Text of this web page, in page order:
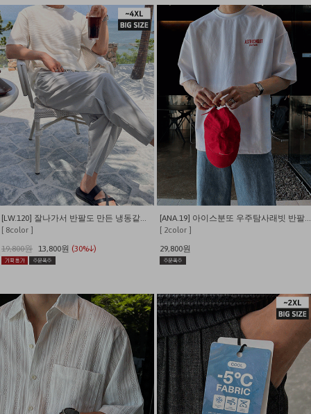
[ 8color ]
19,800원 13,800원 (30%↓)
[ 2color ]
29,800원